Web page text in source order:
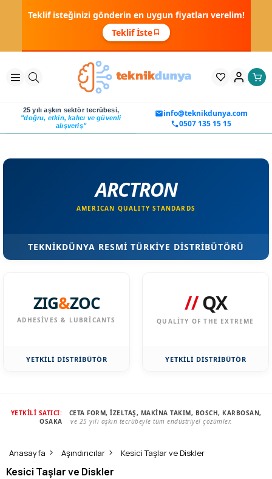
Teklif isteğinizi gönderin en uygun fiyatları verelim!
Teklif İste
25 yılı aşkın sektör tecrübesi,
"doğru, etkin, kalıcı ve güvenli
alışveriş"
info@teknikdunya.com
0507 135 15 15
ZIG&ZOC
ADHESIVES & LUBRICANTS
YETKİLİ DİSTRİBÜTÖR
ARCTRON
AMERICAN QUALITY STANDARDS
TEKNİKDÜNYA RESMİ TÜRKİYE DİSTRİBÜTÖRÜ
//QX
QUALITY OF THE EXTREME
YETKİLİ DİSTRİBÜTÖR
YETKİLİ SATICI:
CETA FORM, İZELTAŞ, MAKİNA TAKIM, BOSCH, KARBOSAN,
OSAKA
ve 25 yılı aşkın tecrübeyle tüm endüstriyel çözümler.
Anasayfa Aşındırıcılar Kesici Taşlar ve Diskler
Kesici Taşlar ve Diskler